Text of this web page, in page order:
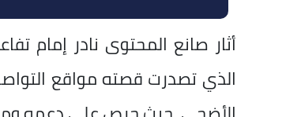
أثار صانع المحتوى نادر إمام
الذي تصدرت قصته مواقع